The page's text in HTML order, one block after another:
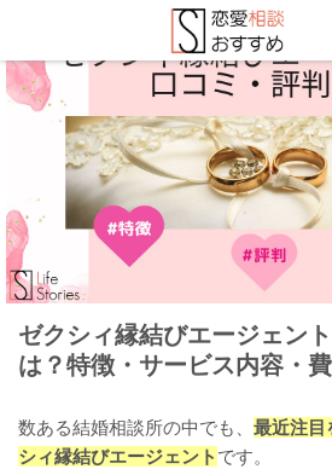
ゼクシィ縁結びエージェン
は？特徴・サービス内容・
数ある結婚相談所の中でも、 最近注目
シィ縁結びエージェント です。